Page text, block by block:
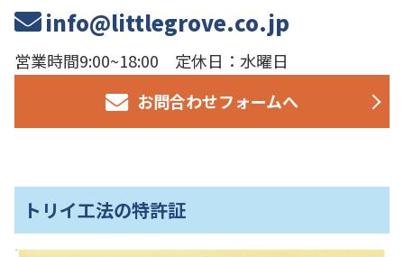
info@littlegrove.co.jp
営業時間9:00~18:00 定休日：水曜日
お問合わせフォームへ
トリイ工法の特許証